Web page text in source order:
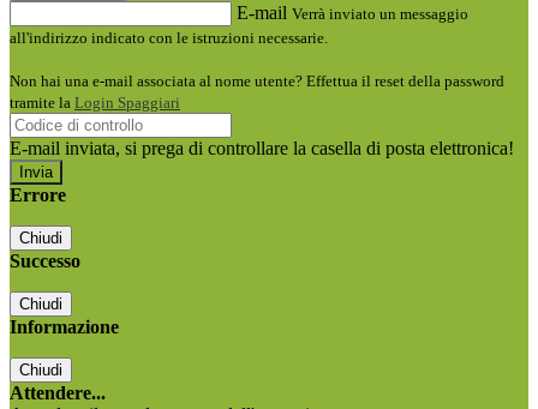
E-mail Verrà inviato un messaggio
all'indirizzo indicato con le istruzioni necessarie.
Non hai una e-mail associata al nome utente? Effettua il reset della password
tramite la Login Spaggiari
E-mail inviata, si prega di controllare la casella di posta elettronica!
Errore
Chiudi
Successo
Chiudi
Informazione
Chiudi
Attendere...